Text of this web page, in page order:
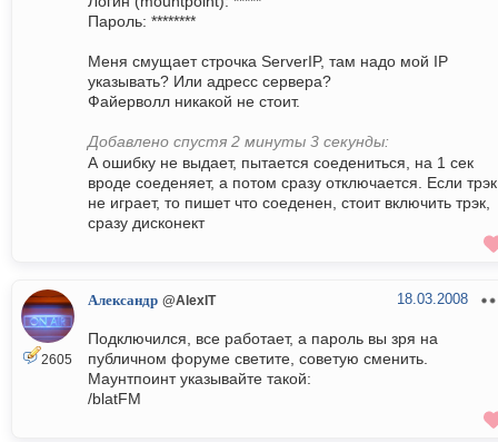
Пароль: ********
Меня смущает строчка ServerIP, там надо мой IP
указывать? Или адресс сервера?
Файерволл никакой не стоит.
Добавлено спустя 2 минуты 3 секунды:
А ошибку не выдает, пытается соедениться, на 1 сек
вроде соеденяет, а потом сразу отключается. Если трэк
не играет, то пишет что соеденен, стоит включить трэк,
сразу дисконект
2605
Александр @AlexIT 18.03.2008
Подключился, все работает, а пароль вы зря на
публичном форуме светите, советую сменить.
Маунтпоинт указывайте такой:
/blatFM